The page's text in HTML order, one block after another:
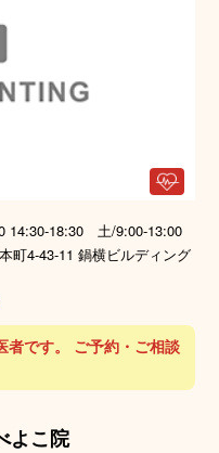
14:30-18:30 土/9:00-13:00
町4-43-11 鍋横ビルディング
者です。 ご予約・ご相談
よこ院